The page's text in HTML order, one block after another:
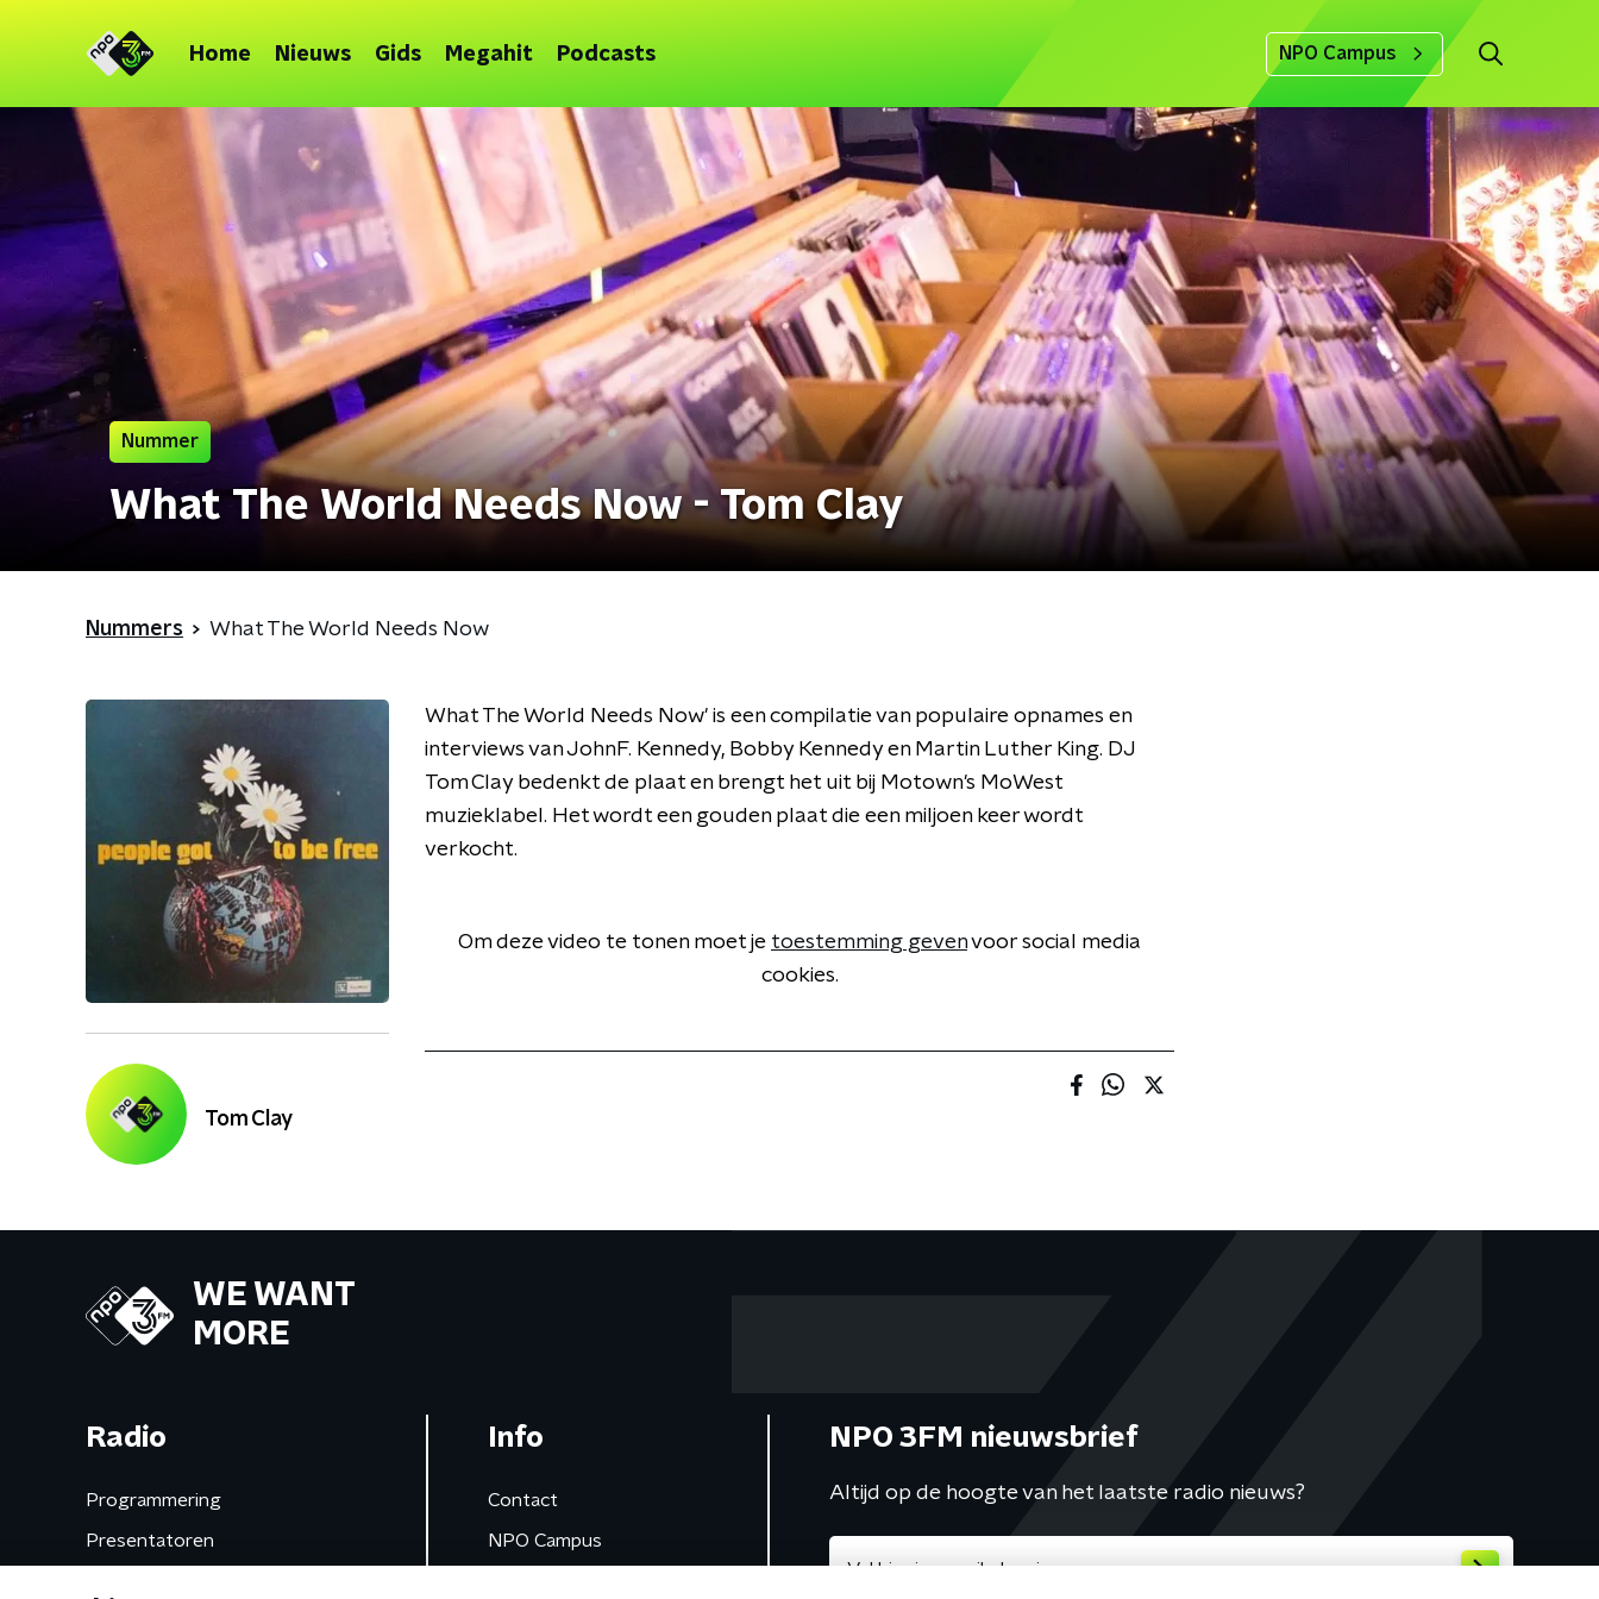
Home Nieuws Gids Megahit Podcasts NPO Campus
Nummer
What The World Needs Now - Tom Clay
Nummers What The World Needs Now
Tom Clay
What The World Needs Now' is een compilatie van populaire opnames en
interviews van JohnF. Kennedy, Bobby Kennedy en Martin Luther King. DJ
Tom Clay bedenkt de plaat en brengt het uit bij Motown's MoWest
muzieklabel. Het wordt een gouden plaat die een miljoen keer wordt
verkocht.
Om deze video te tonen moet je toestemming gevenvoor social media
cookies.
WE WANT
MORE
Radio
Programmering
Presentatoren
Info
Contact
NPO Campus
NPO 3FM nieuwsbrief
Altijd op de hoogte van het laatste radio nieuws?